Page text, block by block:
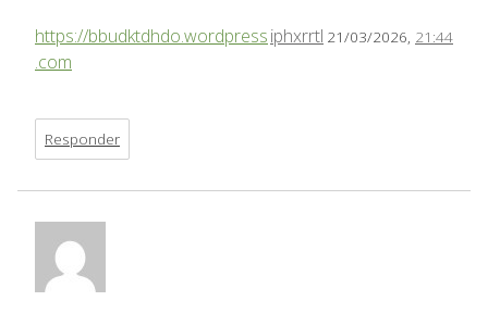
iphxrrtl 21/03/2026, 21:44
https://bbudktdhdo.wordpress
.com
Responder